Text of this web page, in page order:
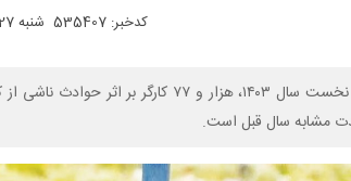
کدخبر: 535407 شنبه 27 اردیبهشت 1404
بر اساس آخرین آمار رسمی سازمان پزشکی قانونی، در شش ماه نخست سال ۱۴۰۳،